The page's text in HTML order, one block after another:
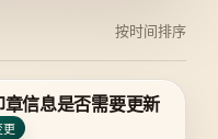
按时间排序
信息是否需要更新
更